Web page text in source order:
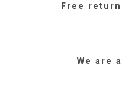
Free
We are